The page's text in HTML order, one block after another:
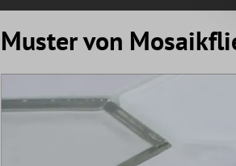
Muster von